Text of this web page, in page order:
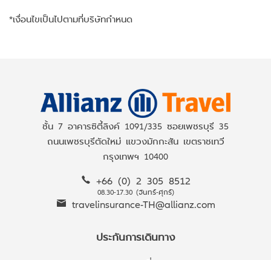
*เงื่อนไขเป็นไปตามที่บริษัทกำหนด
ชั้น 7 อาคารซิตี้ลิงค์ 1091/335 ซอยเพชรบุรี 35
ถนนเพชรบุรีตัดใหม่ แขวงมักกะสัน เขตราชเทวี
กรุงเทพฯ 10400
+66 (0) 2 305 8512
08.30-17.30 (จันทร์-ศุกร์)
travelinsurance-TH@allianz.com
ประกันการเดินทาง